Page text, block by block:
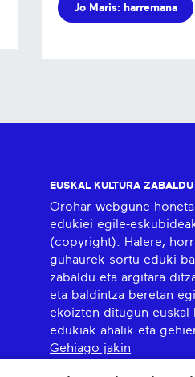
Jo Maris: harremana
EUSKAL KULTURA ZABALDU
Orohar webgune
edukiei egile-
(copyright). Halere,
guhaurek sortu eduki
zabaldu eta argitara
eta baldintza beretan
ekoizten ditugun euskal
edukiak ahalik eta
Gehiago jakin